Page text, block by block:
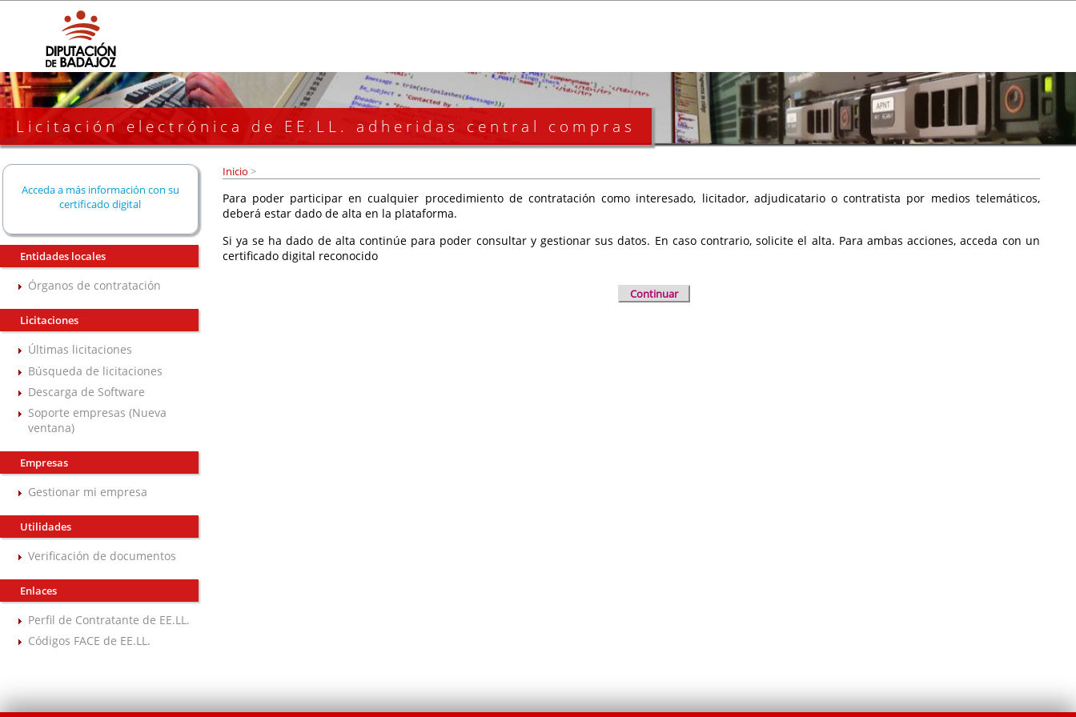
Licitación electrónica de EE.LL. adheridas central compras
Acceda a más información con su
certificado digital
Entidades locales
Órganos de contratación
Licitaciones
Últimas licitaciones
Búsqueda de licitaciones
Descarga de Software
Soporte empresas (Nueva
ventana)
Empresas
Gestionar mi empresa
Utilidades
Verificación de documentos
Enlaces
Perfil de Contratante de EE.LL.
Códigos FACE de EE.LL.
Inicio >
Para poder participar en cualquier procedimiento de contratación como interesado, licitador, adjudicatario o contratista por medios telemáticos,
deberá estar dado de alta en la plataforma.
Si ya se ha dado de alta continúe para poder consultar y gestionar sus datos. En caso contrario, solicite el alta. Para ambas acciones, acceda con un
certificado digital reconocido
Continuar